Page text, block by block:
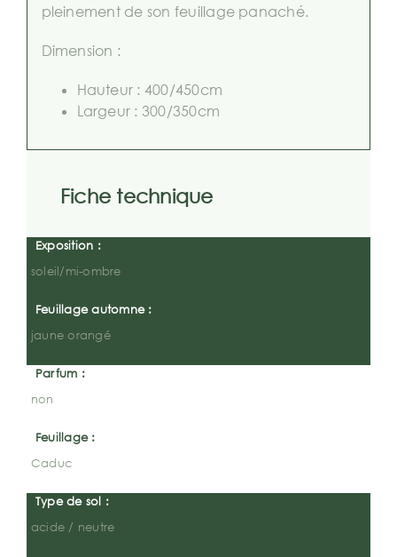
pleinement de son feuillage panaché.
Dimension :
Hauteur : 400/450cm
Largeur : 300/350cm
Fiche technique
Exposition :
soleil/mi-ombre
Feuillage automne :
jaune orangé
Parfum :
non
Feuillage :
Caduc
Type de sol :
acide / neutre